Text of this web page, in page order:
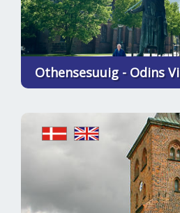
Othensesuuig - Odins Vi